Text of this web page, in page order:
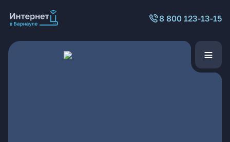
8 800 123-13-15